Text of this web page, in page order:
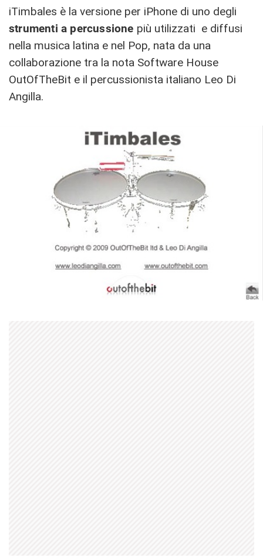
iTimbales è la versione per iPhone di uno degli
strumenti a percussione più utilizzati e diffusi
nella musica latina e nel Pop, nata da una
collaborazione tra la nota Software House
OutOfTheBit e il percussionista italiano Leo Di
Angilla.